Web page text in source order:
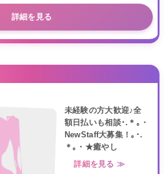
詳細を見る
未経験の方大歓迎♪全
額日払いも相談･.＊｡・
NewStaff大募集！｡･.
＊｡・★癒やし
詳細を見る ≫